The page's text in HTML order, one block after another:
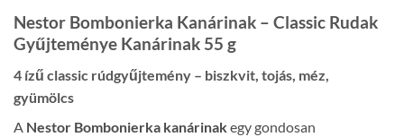
Nestor Bombonierka Kanárinak – Classic Rudak
Gyűjteménye Kanárinak 55 g
4 ízű classic rúdgyűjtemény – biszkvit, tojás, méz,
gyümölcs
A Nestor Bombonierka kanárinakegy gondosan